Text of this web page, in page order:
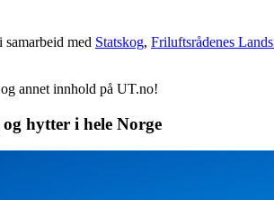
med Statskog, Friluftsrådenes
annet innhold på UT.no!
hytter i hele Norge